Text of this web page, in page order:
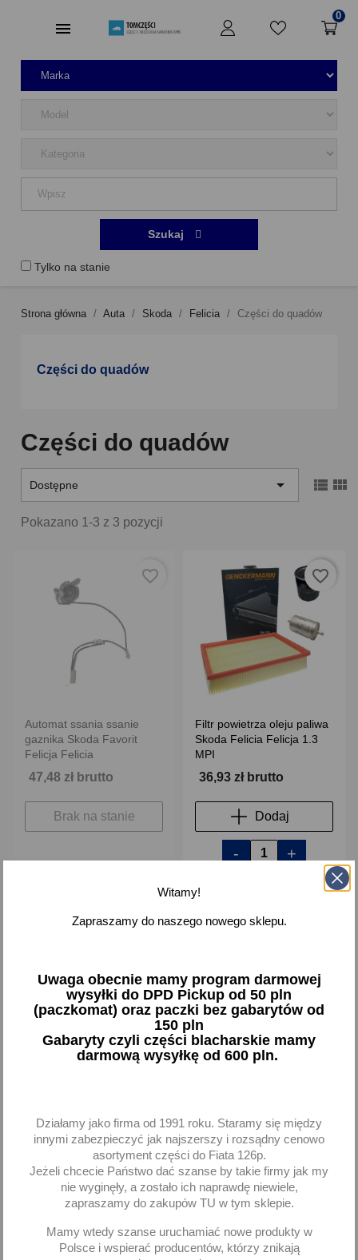
0
Tylko na stanie
Szukaj
Strona główna Auta Skoda Felicia Części do quadów
Części do quadów
Części do quadów
Dostępne   
Pokazano 1-3 z 3 pozycji
Automat ssania ssanie
gaznika Skoda Favorit
Felicja Felicia
47,48 zł brutto
Brak na stanie
favorite_border
Filtr powietrza oleju paliwa
Skoda Felicia Felicja 1.3
MPI
36,93 zł brutto
Dodaj
- +
favorite_border
MPI
37,42 zł brutto
Dodaj
Witamy!
Zapraszamy do naszego nowego sklepu.
Uwaga obecnie mamy program darmowej
wysyłki do DPD Pickup od 50 pln
(paczkomat) oraz paczki bez gabarytów od
150 pln
Gabaryty czyli części blacharskie mamy
darmową wysyłkę od 600 pln.
Działamy jako firma od 1991 roku. Staramy się między
innymi zabezpieczyć jak najszerszy i rozsądny cenowo
asortyment części do Fiata 126p.
Jeżeli chcecie Państwo dać szanse by takie firmy jak my
nie wyginęły, a zostało ich naprawdę niewiele,
zapraszamy do zakupów TU w tym sklepie.
Mamy wtedy szanse uruchamiać nowe produkty w
Polsce i wspierać producentów, którzy znikają